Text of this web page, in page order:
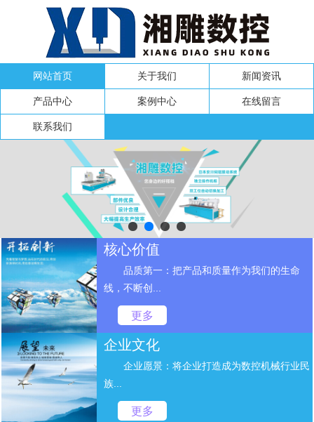
网站首页 关于我们 新闻资讯
产品中心 案例中心 在线留言
联系我们
核心价值
品质第一：把产品和质量作为我们的生命
线，不断创...
更多
企业文化
企业愿景：将企业打造成为数控机械行业民
族...
更多